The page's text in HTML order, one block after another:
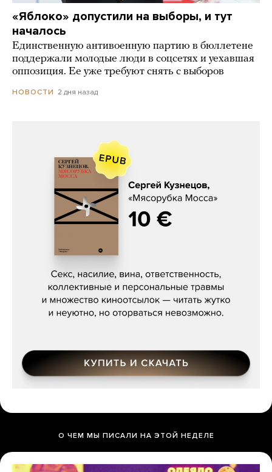
«Яблоко» допустили на выборы, и тут
началось
Единственную антивоенную партию в бюллетене
поддержали молодые люди в соцсетях и уехавшая
оппозиция. Ее уже требуют снять с выборов
НОВОСТИ 2 дня назад
Сергей Кузнецов, «Мясорубка
О ЧЕМ МЫ ПИСАЛИ НА ЭТОЙ НЕДЕЛЕ